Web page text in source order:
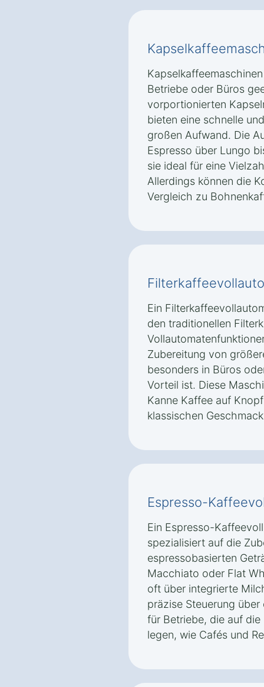
Betriebe oder Büros
vorportionierten
bieten eine schnelle
großen Aufwand. Die
Espresso über Lungo
sie ideal für eine
Allerdings können die
Vergleich zu
Ein
den traditionellen
Zubereitung von
besonders in Büros
Vorteil ist. Diese
Kanne Kaffee auf
klassischen
Espresso-
Ein Espresso-
spezialisiert auf die
espressobasierten
Macchiato oder Flat
oft über integrierte
präzise Steuerung
für Betriebe, die auf
legen, wie Cafés und